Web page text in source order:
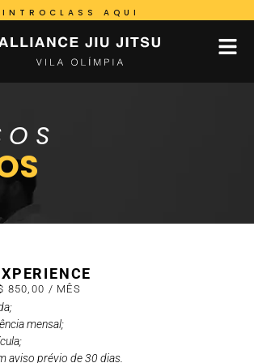
AQUI
850,00 / MÊS
mensal;
aviso prévio de 30 dias.